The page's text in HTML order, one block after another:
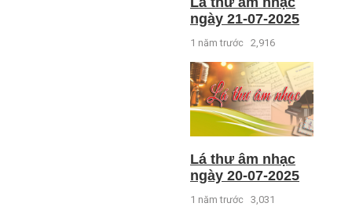
ngày 21-07-2025
1 năm trước 2,916
Lá thư âm nhạc
ngày 20-07-2025
1 năm trước 3,031